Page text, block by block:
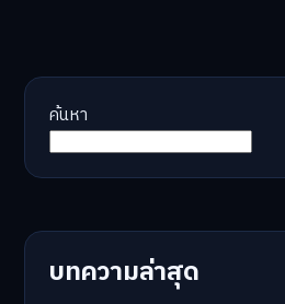
ค้นหา
บทความล่าสุด